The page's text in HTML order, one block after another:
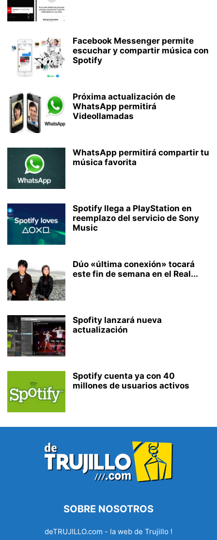
Facebook Messenger permite
escuchar y compartir música con
Spotify
Próxima actualización de
WhatsApp permitirá
Videollamadas
WhatsApp permitirá compartir tu
música favorita
Spotify llega a PlayStation en
reemplazo del servicio de Sony
Music
Dúo «última conexión» tocará
este fin de semana en el Real...
Spofity lanzará nueva
actualización
Spotify cuenta ya con 40
millones de usuarios activos
SOBRE NOSOTROS
deTRUJILLO.com - la web de Trujillo !